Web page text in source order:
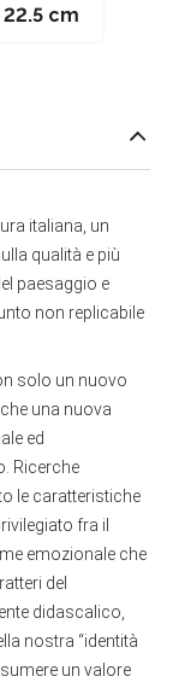
22.5 cm
italiana, un
qualità e più
paesaggio e
non replicabile
solo un nuovo
una nuova
ed
Ricerche
le caratteristiche
fra il
emozionale che
del
didascalico,
nostra “identità
un valore